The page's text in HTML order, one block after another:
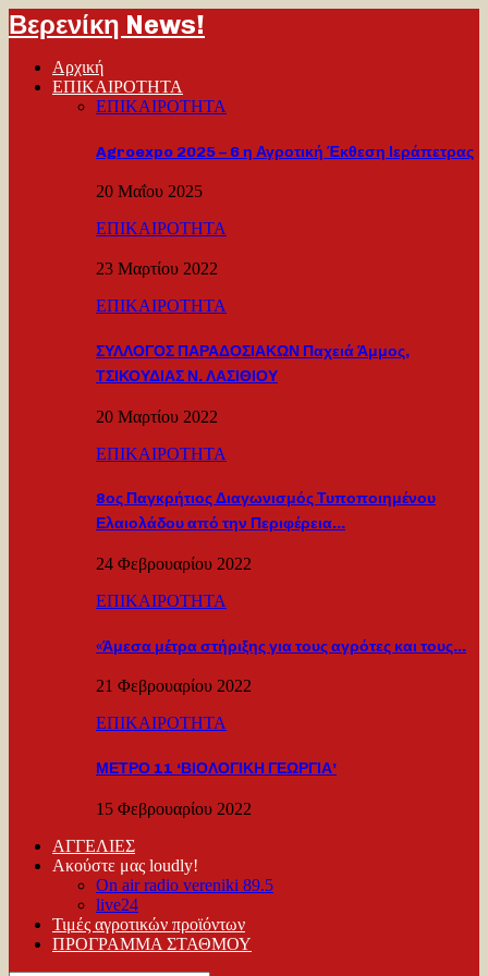
Βερενίκη News!
Αρχική
ΕΠΙΚΑΙΡΟΤΗΤΑ
ΕΠΙΚΑΙΡΟΤΗΤΑ
Agroexpo 2025 – 6 η Αγροτική Έκθεση Ιεράπετρας
20 Μαΐου 2025
ΕΠΙΚΑΙΡΟΤΗΤΑ
23 Μαρτίου 2022
ΕΠΙΚΑΙΡΟΤΗΤΑ
ΣΥΛΛΟΓΟΣ ΠΑΡΑΔΟΣΙΑΚΩΝ Παχειά Άμμος,
ΤΣΙΚΟΥΔΙΑΣ Ν. ΛΑΣΙΘΙΟΥ
20 Μαρτίου 2022
ΕΠΙΚΑΙΡΟΤΗΤΑ
8ος Παγκρήτιος Διαγωνισμός Τυποποιημένου
Ελαιολάδου από την Περιφέρεια…
24 Φεβρουαρίου 2022
ΕΠΙΚΑΙΡΟΤΗΤΑ
«Άμεσα μέτρα στήριξης για τους αγρότες και τους…
21 Φεβρουαρίου 2022
ΕΠΙΚΑΙΡΟΤΗΤΑ
ΜΕΤΡΟ 11 ‘ΒΙΟΛΟΓΙΚΗ ΓΕΩΡΓΙΑ’
15 Φεβρουαρίου 2022
ΑΓΓΕΛΙΕΣ
Ακούστε μας loudly!
On air radio vereniki 89.5
live24
Τιμές αγροτικών προϊόντων
ΠΡΟΓΡΑΜΜΑ ΣΤΑΘΜΟΥ